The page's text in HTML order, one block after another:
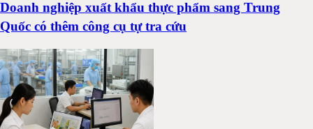
Doanh nghiệp xuất khẩu thực phẩm sang Trung
Quốc có thêm công cụ tự tra cứu